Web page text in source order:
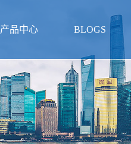
产品中心 BLOGS